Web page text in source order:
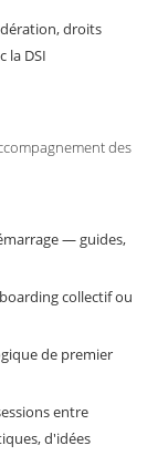
droits
la DSI
des
— guides,
collectif ou
de premier
entre
d'idées